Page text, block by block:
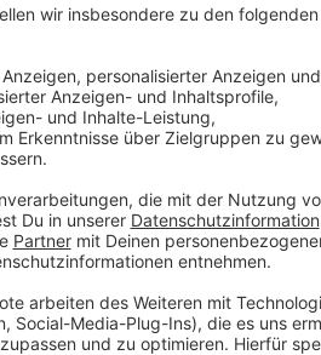
Ein musikalischer und
In "Before I Met Supergirl" erzählt
20ern. Es ist eine bewegende Reise
Lebens in Irland - einem Land, in
Tradition untrennbar miteinander
die von familiärem Chaos,
Anzeige